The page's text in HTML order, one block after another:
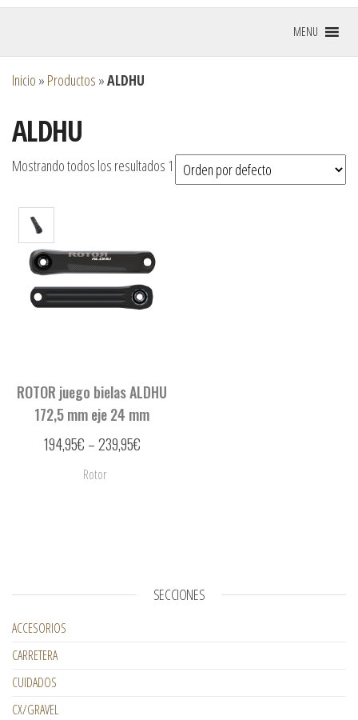
MENU
Inicio » Productos »ALDHU
ALDHU
Mostrando todos los resultados 1
ROTOR juego bielas ALDHU
172,5 mm eje 24 mm
194,95€ –239,95€
Rotor
SECCIONES
ACCESORIOS
CARRETERA
CUIDADOS
CX/GRAVEL